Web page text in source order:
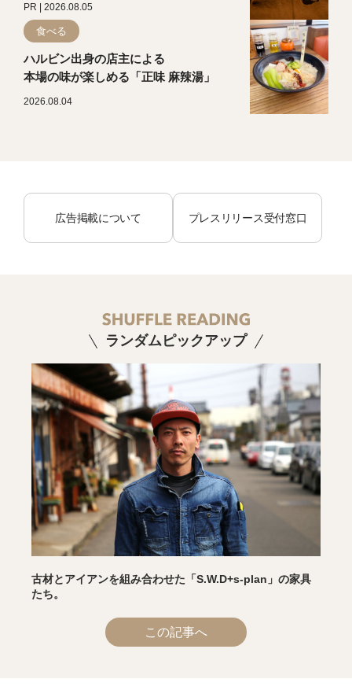
PR | 2026.08.05
食べる
ハルビン出身の店主による
本場の味が楽しめる「正味 麻辣湯」
2026.08.04
広告掲載について プレスリリース受付窓口
ランダムピックアップ
古材とアイアンを組み合わせた「S.W.D+s-plan」の家具
たち。
この記事へ